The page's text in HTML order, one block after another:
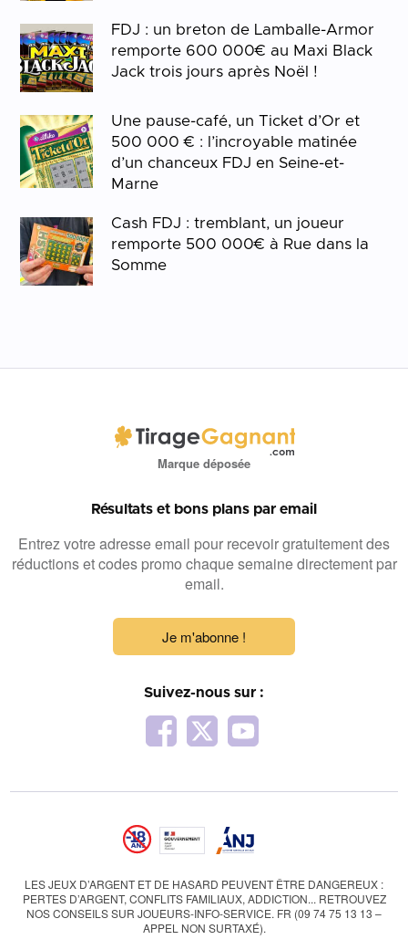
FDJ : un breton de Lamballe-Armor
remporte 600 000€ au Maxi Black
Jack trois jours après Noël !
Une pause-café, un Ticket d’Or et
500 000 € : l’incroyable matinée
d’un chanceux FDJ en Seine-et-
Marne
Cash FDJ : tremblant, un joueur
remporte 500 000€ à Rue dans la
Somme
Marque déposée
Résultats et bons plans par email
Entrez votre adresse email pour recevoir gratuitement des
réductions et codes promo chaque semaine directement par
email.
Je m'abonne !
Suivez-nous sur :
LES JEUX D’ARGENT ET DE HASARD PEUVENT ÊTRE DANGEREUX :
PERTES D’ARGENT, CONFLITS FAMILIAUX, ADDICTION... RETROUVEZ
NOS CONSEILS SUR JOUEURS-INFO-SERVICE. FR (09 74 75 13 13 –
APPEL NON SURTAXÉ).